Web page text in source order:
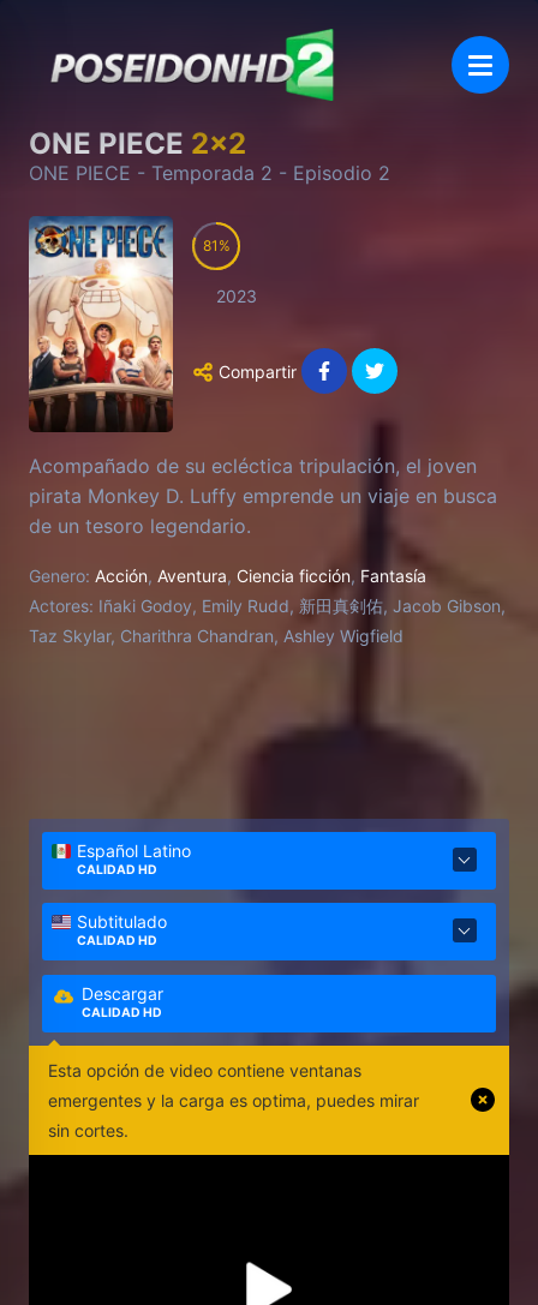
ONE PIECE 2x2
ONE PIECE - Temporada 2 - Episodio 2
81
2023
Compartir
Acompañado de su ecléctica tripulación, el joven
pirata Monkey D. Luffy emprende un viaje en busca
de un tesoro legendario.
Genero: Acción, Aventura, Ciencia ficción, Fantasía
Actores: Iñaki Godoy, Emily Rudd, 新田真剣佑, Jacob Gibson,
Taz Skylar, Charithra Chandran, Ashley Wigfield
Español Latino
CALIDAD HD
Subtitulado
CALIDAD HD
Descargar
CALIDAD HD
Esta opción de video contiene ventanas
emergentes y la carga es optima, puedes mirar
sin cortes.